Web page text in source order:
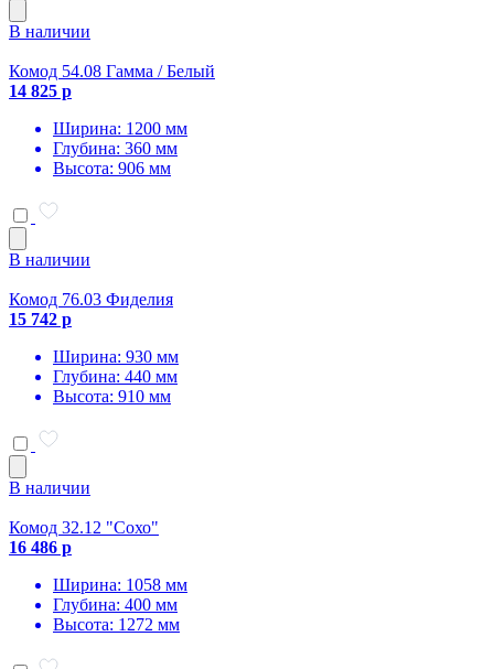
В наличии
Комод 54.08 Гамма / Белый
14 825 р
Ширина: 1200 мм
Глубина: 360 мм
Высота: 906 мм
В наличии
Комод 76.03 Фиделия
15 742 р
Ширина: 930 мм
Глубина: 440 мм
Высота: 910 мм
В наличии
Комод 32.12 "Сохо"
16 486 р
Ширина: 1058 мм
Глубина: 400 мм
Высота: 1272 мм